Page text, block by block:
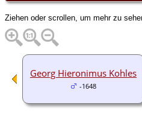
Ziehen oder scrollen, um mehr zu
Georg Hieronimus Kohles
-1648